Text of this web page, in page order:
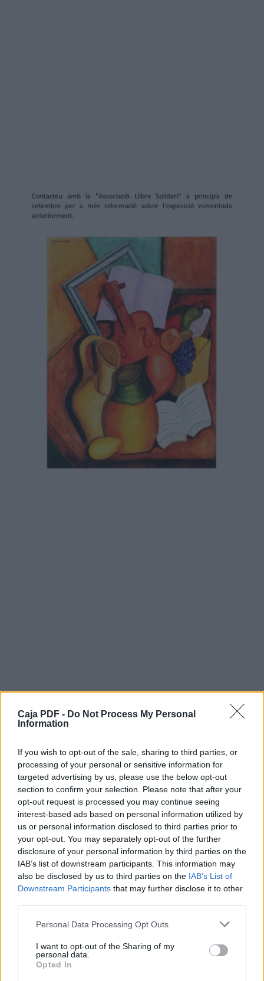
Caja PDF - Do Not Process My Personal
Information
If you wish to opt-out of the sale, sharing to third parties, or
processing of your personal or sensitive information for
targeted advertising by us, please use the below opt-out
section to confirm your selection. Please note that after your
opt-out request is processed you may continue seeing
interest-based ads based on personal information utilized by
us or personal information disclosed to third parties prior to
your opt-out. You may separately opt-out of the further
disclosure of your personal information by third parties on the
IAB’s list of downstream participants. This information may
also be disclosed by us to third parties on the IAB’s List of
Downstream Participants that may further disclose it to other
Personal Data Processing Opt Outs
I want to opt-out of the Sharing of my
personal data.
Opted In